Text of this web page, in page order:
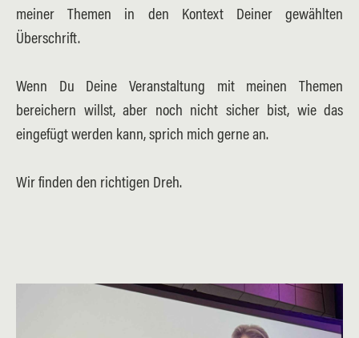
meiner Themen in den Kontext Deiner gewählten
Überschrift.
Wenn Du Deine Veranstaltung mit meinen Themen
bereichern willst, aber noch nicht sicher bist, wie das
eingefügt werden kann, sprich mich gerne an.
Wir finden den richtigen Dreh.